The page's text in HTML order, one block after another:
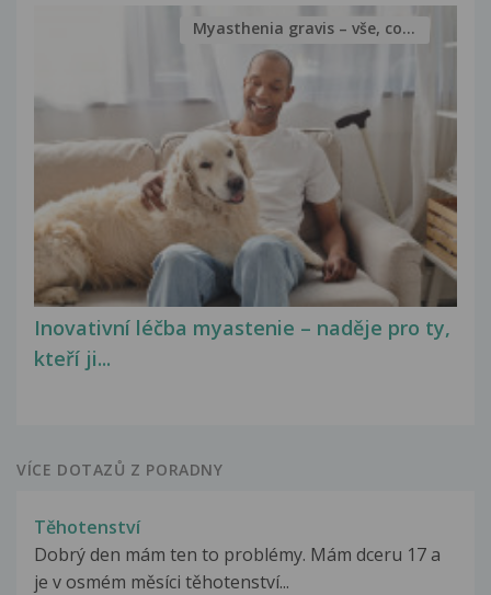
Inovativní léčba myastenie – naděje pro ty,
kteří ji...
Myasthenia gravis – vše, co...
VÍCE DOTAZŮ Z PORADNY
Těhotenství
Dobrý den mám ten to problémy. Mám dceru 17 a
je v osmém měsíci těhotenství...